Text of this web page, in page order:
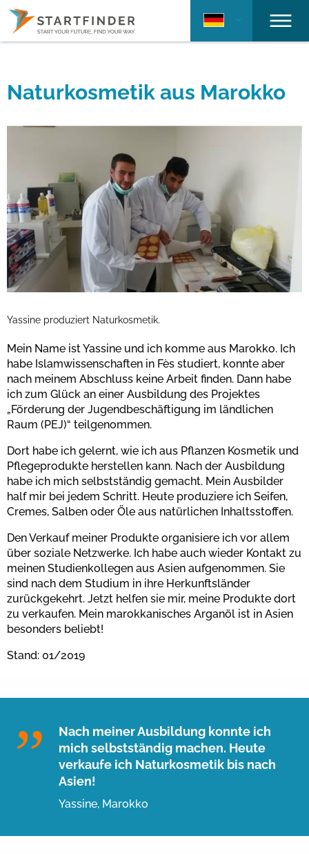
Naturkosmetik aus Marokko
Yassine produziert Naturkosmetik.
Mein Name ist Yassine und ich komme aus Marokko. Ich
habe Islamwissenschaften in Fès studiert, konnte aber
nach meinem Abschluss keine Arbeit finden. Dann habe
ich zum Glück an einer Ausbildung des Projektes
„Förderung der Jugendbeschäftigung im ländlichen
Raum (PEJ)“ teilgenommen.
Dort habe ich gelernt, wie ich aus Pflanzen Kosmetik und
Pflegeprodukte herstellen kann. Nach der Ausbildung
habe ich mich selbstständig gemacht. Mein Ausbilder
half mir bei jedem Schritt. Heute produziere ich Seifen,
Cremes, Salben oder Öle aus natürlichen Inhaltsstoffen.
Den Verkauf meiner Produkte organisiere ich vor allem
über soziale Netzwerke. Ich habe auch wieder Kontakt zu
meinen Studienkollegen aus Asien aufgenommen. Sie
sind nach dem Studium in ihre Herkunftsländer
zurückgekehrt. Jetzt helfen sie mir, meine Produkte dort
zu verkaufen. Mein marokkanisches Arganöl ist in Asien
besonders beliebt!
Stand: 01/2019
Nach meiner Ausbildung konnte ich
mich selbstständig machen. Heute
verkaufe ich Naturkosmetik bis nach
Asien!
Yassine, Marokko